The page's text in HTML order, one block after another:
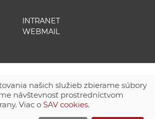
INTRANET
WEBMAIL
našich služieb zbierame súbory
návštevnosť prostredníctvom
Viac o SAV cookies.